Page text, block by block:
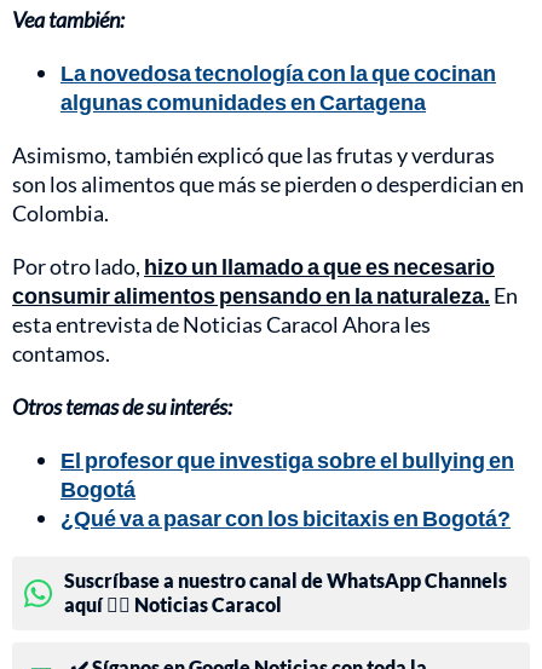
Vea también:
La novedosa tecnología con la que cocinan
algunas comunidades en Cartagena
Asimismo, también explicó que las frutas y verduras
son los alimentos que más se pierden o desperdician en
Colombia.
Por otro lado, hizo un llamado a que es necesario
consumir alimentos pensando en la naturaleza. En
esta entrevista de Noticias Caracol Ahora les
contamos.
Otros temas de su interés:
El profesor que investiga sobre el bullying en
Bogotá
¿Qué va a pasar con los bicitaxis en Bogotá?
Suscríbase a nuestro canal de WhatsApp Channels
aquí 👉🏻 Noticias Caracol